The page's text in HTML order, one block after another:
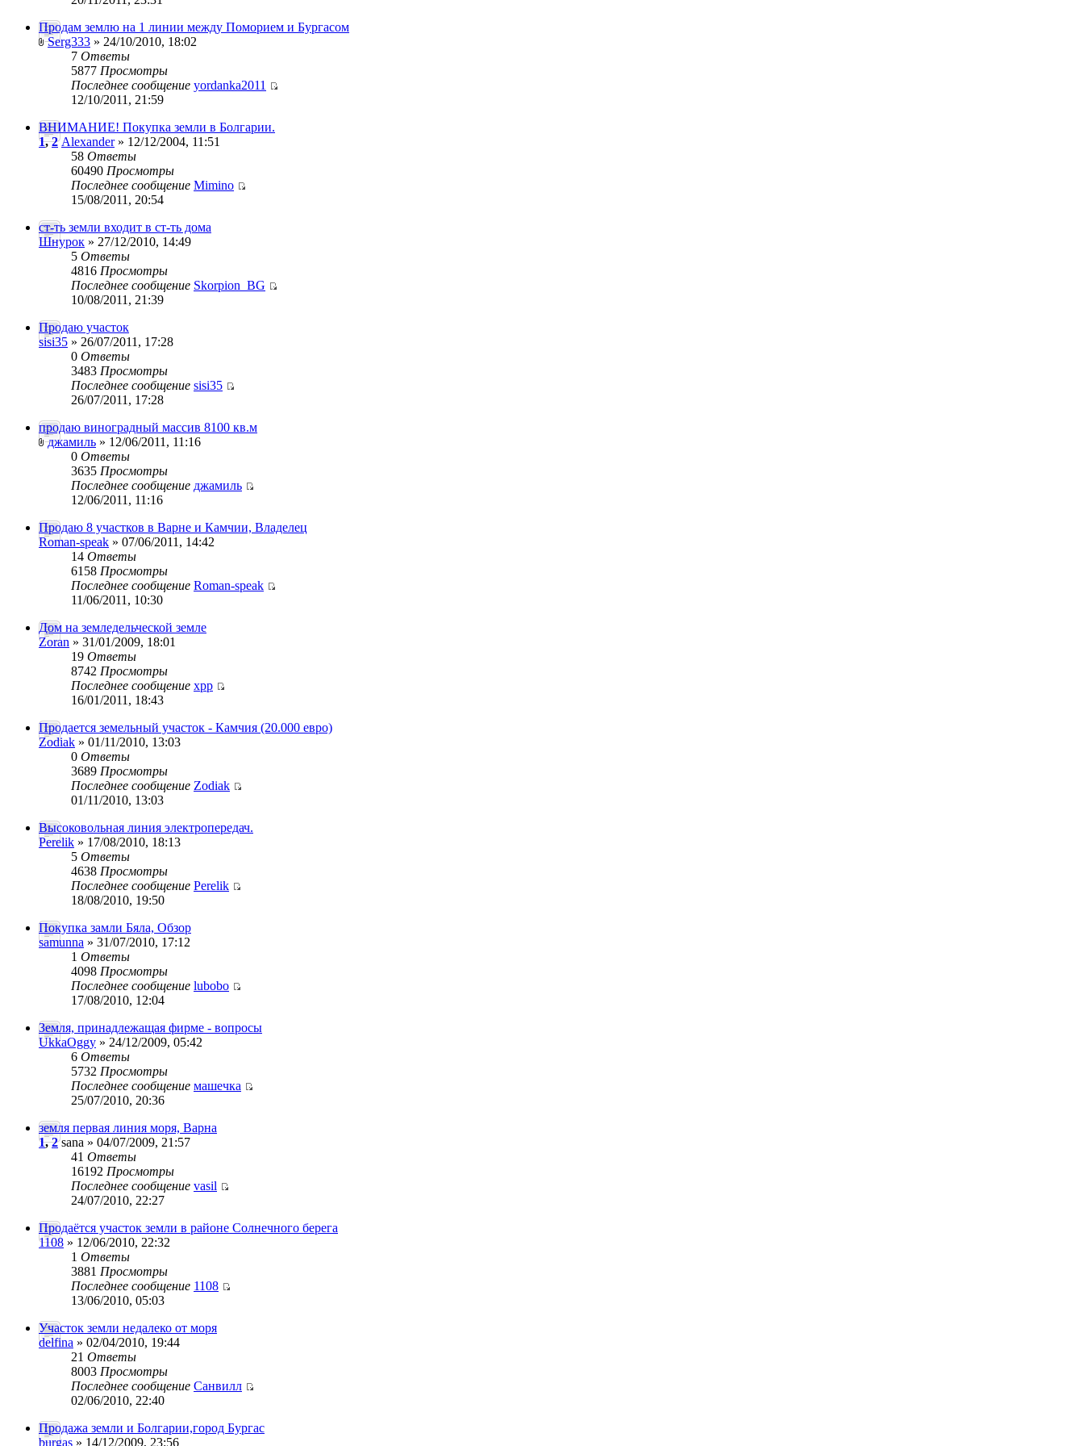
Продам землю на 1 линии между Поморием и Бургасом
Serg333 » 24/10/2010, 18:02
7 Ответы
5877 Просмотры
Последнее сообщение yordanka2011
12/10/2011, 21:59
ВНИМАНИЕ! Покупка земли в Болгарии.
1,2 Alexander» 12/12/2004, 11:51
58 Ответы
60490 Просмотры
Последнее сообщение Mimino
15/08/2011, 20:54
ст-ть земли входит в ст-ть дома
Шнурок » 27/12/2010, 14:49
5 Ответы
4816 Просмотры
Последнее сообщение Skorpion_BG
10/08/2011, 21:39
Продаю участок
sisi35 » 26/07/2011, 17:28
0 Ответы
3483 Просмотры
Последнее сообщение sisi35
26/07/2011, 17:28
продаю виноградный массив 8100 кв.м
джамиль » 12/06/2011, 11:16
0 Ответы
3635 Просмотры
Последнее сообщение джамиль
12/06/2011, 11:16
Продаю 8 участков в Варне и Камчии, Владелец
Roman-speak » 07/06/2011, 14:42
14 Ответы
6158 Просмотры
Последнее сообщение Roman-speak
11/06/2011, 10:30
Дом на земледельческой земле
Zoran » 31/01/2009, 18:01
19 Ответы
8742 Просмотры
Последнее сообщение xpp
16/01/2011, 18:43
Продается земельный участок - Камчия (20.000 евро)
Zodiak » 01/11/2010, 13:03
0 Ответы
3689 Просмотры
Последнее сообщение Zodiak
01/11/2010, 13:03
Высоковольная линия электропередач.
Perelik » 17/08/2010, 18:13
5 Ответы
4638 Просмотры
Последнее сообщение Perelik
18/08/2010, 19:50
Покупка замли Бяла, Обзор
samunna » 31/07/2010, 17:12
1 Ответы
4098 Просмотры
Последнее сообщение lubobo
17/08/2010, 12:04
Земля, принадлежащая фирме - вопросы
UkkaOggy » 24/12/2009, 05:42
6 Ответы
5732 Просмотры
Последнее сообщение машечка
25/07/2010, 20:36
земля первая линия моря, Варна
1,2sana » 04/07/2009, 21:57
41 Ответы
16192 Просмотры
Последнее сообщение vasil
24/07/2010, 22:27
Продаётся участок земли в районе Солнечного берега
1108 » 12/06/2010, 22:32
1 Ответы
3881 Просмотры
Последнее сообщение 1108
13/06/2010, 05:03
Участок земли недалеко от моря
delfina » 02/04/2010, 19:44
21 Ответы
8003 Просмотры
Последнее сообщение Санвилл
02/06/2010, 22:40
Продажа земли и Болгарии,город Бургас
burgas » 14/12/2009, 23:56